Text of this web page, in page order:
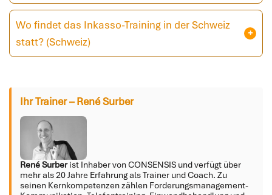
Wo findet das Inkasso-Training in der Schweiz
statt? (Schweiz)
Ihr Trainer – René Surber
René Surberist Inhaber von CONSENSIS und verfügt über
mehr als 20 Jahre Erfahrung als Trainer und Coach. Zu
seinen Kernkompetenzen zählen Forderungsmanagement-